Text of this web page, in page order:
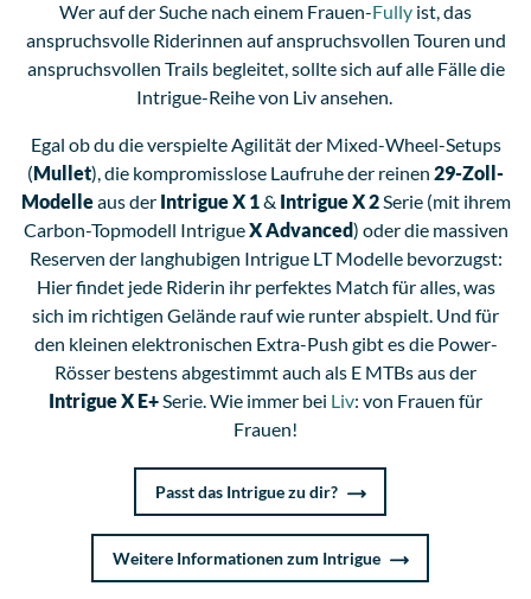
Wer auf der Suche nach einem Frauen-Fully ist, das
anspruchsvolle Riderinnen auf anspruchsvollen Touren und
anspruchsvollen Trails begleitet, sollte sich auf alle Fälle die
Intrigue-Reihe von Liv ansehen.
Egal ob du die verspielte Agilität der Mixed-Wheel-Setups
(Mullet), die kompromisslose Laufruhe der reinen 29-Zoll-
Modelleaus der Intrigue X 1& Intrigue X 2Serie (mit ihrem
Carbon-Topmodell IntrigueX Advanced) oder die massiven
Reserven der langhubigen Intrigue LT Modelle bevorzugst:
Hier findet jede Riderin ihr perfektes Match für alles, was
sich im richtigen Gelände rauf wie runter abspielt. Und für
den kleinen elektronischen Extra-Push gibt es die Power-
Rösser bestens abgestimmt auch als E MTBs aus der
Intrigue X E+Serie. Wie immer bei Liv: von Frauen für
Frauen!
Passt das Intrigue zu dir?
Weitere Informationen zum Intrigue